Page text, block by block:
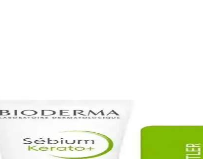
cilt sağlığını koruma ve akne oluşumunu azaltma
Çözüm Arayışları
destekler, kullanımı ve dikkat edilmesi gerekenler